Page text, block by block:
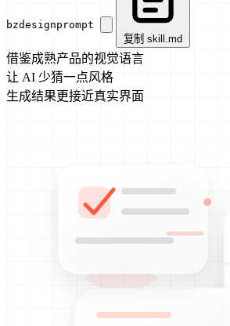
bzdesignprompt
复制 skill.md
借鉴成熟产品的视觉语言
让 AI 少猜一点风格
生成结果更接近真实界面